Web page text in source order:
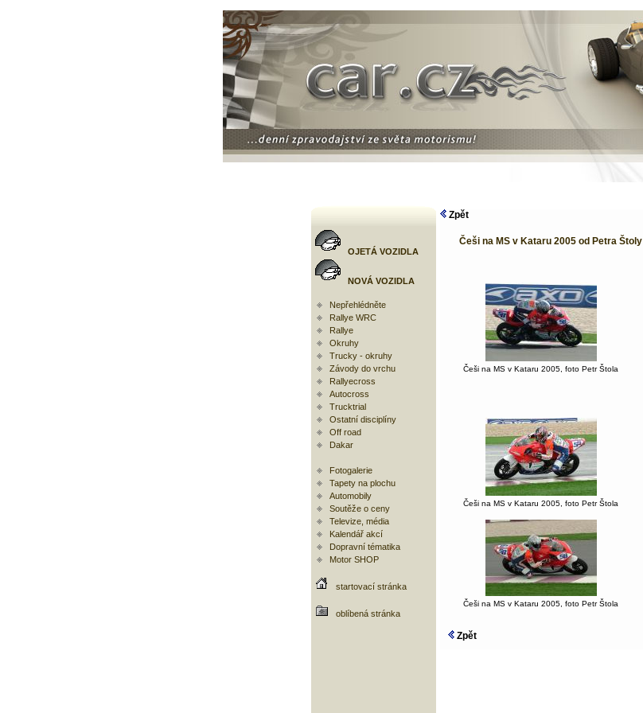
OJETÁ VOZIDLA
NOVÁ VOZIDLA
Nepřehlédněte
Rallye WRC
Rallye
Okruhy
Trucky - okruhy
Závody do vrchu
Rallyecross
Autocross
Trucktrial
Ostatní disciplíny
Off road
Dakar
Fotogalerie
Tapety na plochu
Automobily
Soutěže o ceny
Televize, média
Kalendář akcí
Dopravní tématika
Motor SHOP
startovací stránka
oblíbená stránka
Zpět
Češi na MS v Kataru 2005 od Petra Štoly
Češi na MS v Kataru 2005, foto Petr Štola
Češi na MS v Kataru 2005, foto Petr Štola
Češi na MS v Kataru 2005, foto Petr Štola
Zpět